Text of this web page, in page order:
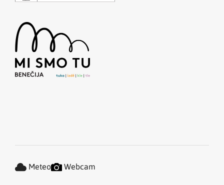
Meteo Webcam